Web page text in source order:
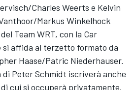
Charles Weerts e Kelvin
Markus Winkelhock
Team WRT, con la Car
si affida al terzetto formato da
Haase/Patric Niederhauser.
Peter Schmidt iscriverà anche
di cui si occuperà privatamente.